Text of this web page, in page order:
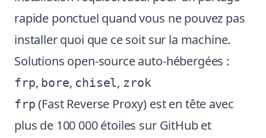
rapide ponctuel quand vous ne pouvez pas
installer quoi que ce soit sur la machine.
Solutions open-source auto-hébergées :
frp, bore, chisel, zrok
frp (Fast Reverse Proxy) est en tête avec
plus de 100 000 étoiles sur GitHub et